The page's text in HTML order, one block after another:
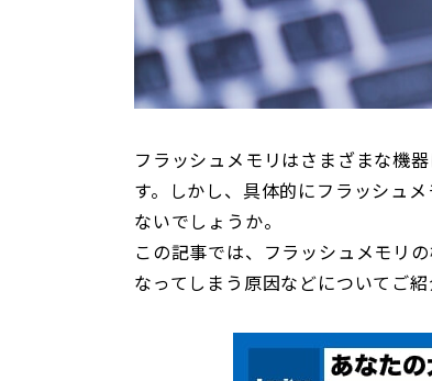
フラッシュメモリはさまざまな機
す。しかし、具体的にフラッシュ
ないでしょうか。
この記事では、フラッシュメモリ
なってしまう原因などについてご紹